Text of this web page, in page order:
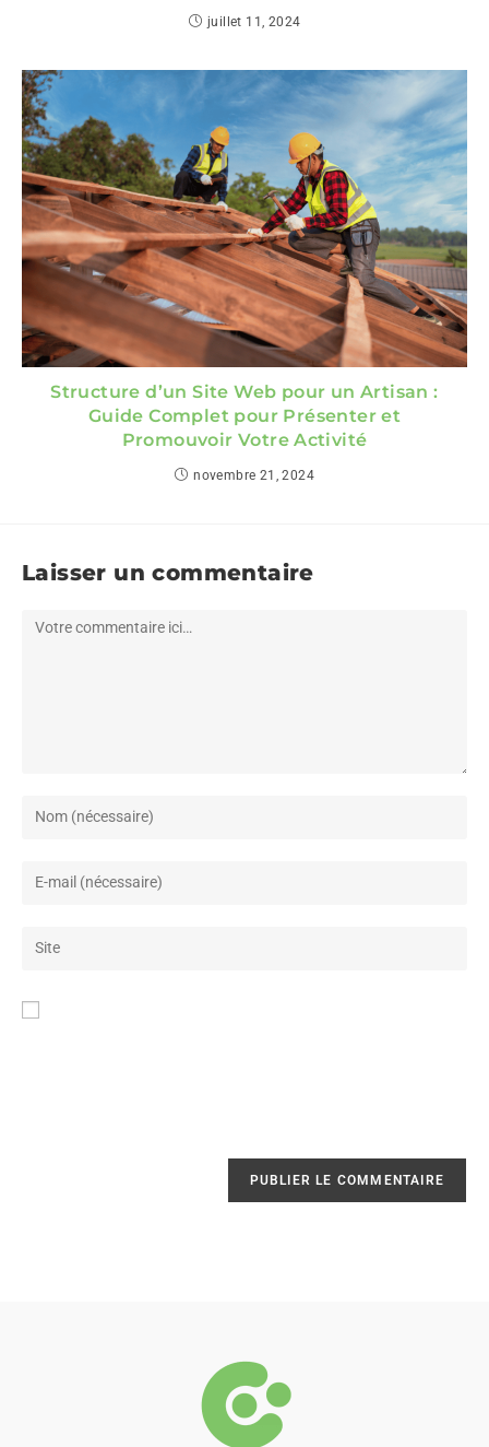
juillet 11, 2024
Structure d’un Site Web pour un Artisan :
Guide Complet pour Présenter et
Promouvoir Votre Activité
novembre 21, 2024
Laisser un commentaire